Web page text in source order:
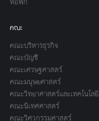
คณะ
คณะบริหารธุรกิจ
คณะบัญชี
คณะเศรษฐศาสตร์
คณะมนุษยศาสตร์
คณะวิทยาศาสตร์และเทคโนโลยี
คณะนิเทศศาสตร์
คณะวิศวกรรมศาสตร์